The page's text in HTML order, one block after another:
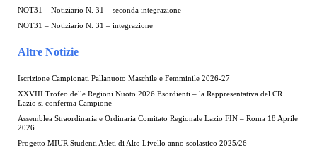
NOT31 – Notiziario N. 31 – seconda integrazione
NOT31 – Notiziario N. 31 – integrazione
Altre Notizie
Iscrizione Campionati Pallanuoto Maschile e Femminile 2026-27
XXVIII Trofeo delle Regioni Nuoto 2026 Esordienti – la Rappresentativa del CR
Lazio si conferma Campione
Assemblea Straordinaria e Ordinaria Comitato Regionale Lazio FIN – Roma 18 Aprile
2026
Progetto MIUR Studenti Atleti di Alto Livello anno scolastico 2025/26